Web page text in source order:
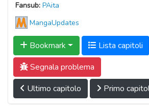
Fansub: PAita
MangaUpdates
Bookmark
Lista capitoli
Segnala problema
Ultimo capitolo
Primo